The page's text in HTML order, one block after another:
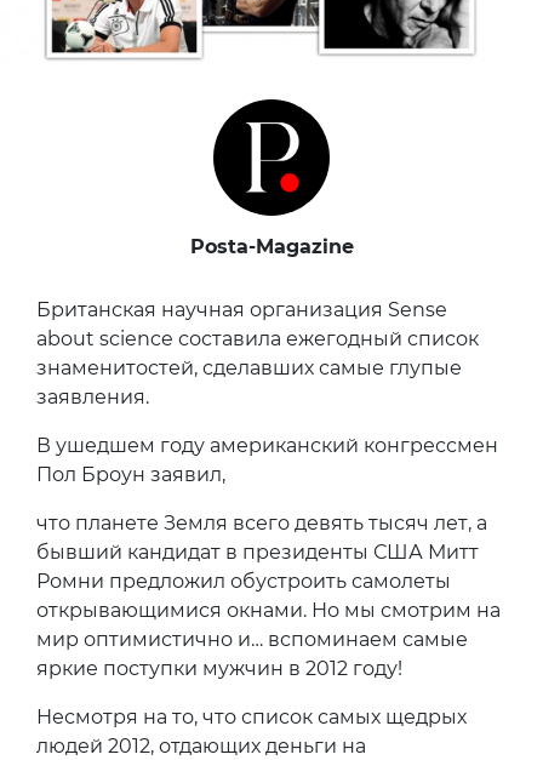
Posta-Magazine
Британская научная организация Sense
about science составила ежегодный список
знаменитостей, сделавших самые глупые
заявления.
В ушедшем году американский конгрессмен
Пол Броун заявил,
что планете Земля всего девять тысяч лет, а
бывший кандидат в президенты США Митт
Ромни предложил обустроить самолеты
открывающимися окнами. Но мы смотрим на
мир оптимистично и… вспоминаем самые
яркие поступки мужчин в 2012 году!
Несмотря на то, что список самых щедрых
людей 2012, отдающих деньги на